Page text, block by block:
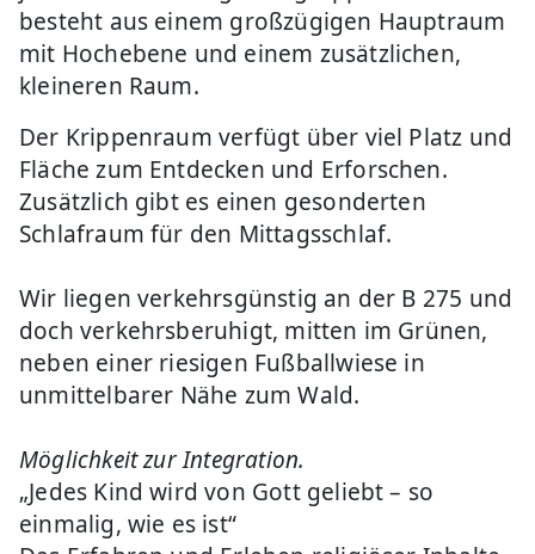
besteht aus einem großzügigen Hauptraum
mit Hochebene und einem zusätzlichen,
kleineren Raum.
Der Krippenraum verfügt über viel Platz und
Fläche zum Entdecken und Erforschen.
Zusätzlich gibt es einen gesonderten
Schlafraum für den Mittagsschlaf.
Wir liegen verkehrsgünstig an der B 275 und
doch verkehrsberuhigt, mitten im Grünen,
neben einer riesigen Fußballwiese in
unmittelbarer Nähe zum Wald.
Möglichkeit zur Integration.
„Jedes Kind wird von Gott geliebt – so
einmalig, wie es ist“